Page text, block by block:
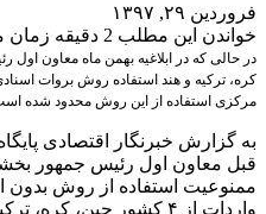
فروردین ۲۹, ۱۳۹۷
خواندن این مطلب 2 دقیقه زمان میبرد
کره، ترکیه و هند استفاده روش بروات
مرکزی استفاده از این روش محدود شده
به گزارش خبرنگار اقتصادی
قبل معاون اول رئیس جمهور
ممنوعیت استفاده از روش بدون
واردات از ۴ کشور چین، کره، ترکیه و هند ابلاغ کرد.